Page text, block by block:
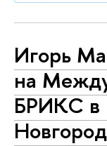
Игорь
на
БРИКС